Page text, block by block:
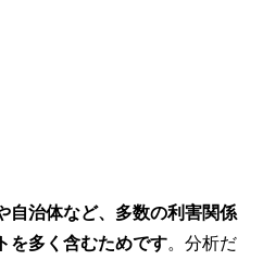
自治体など、多数の利害関係
を多く含むためです。分析だ